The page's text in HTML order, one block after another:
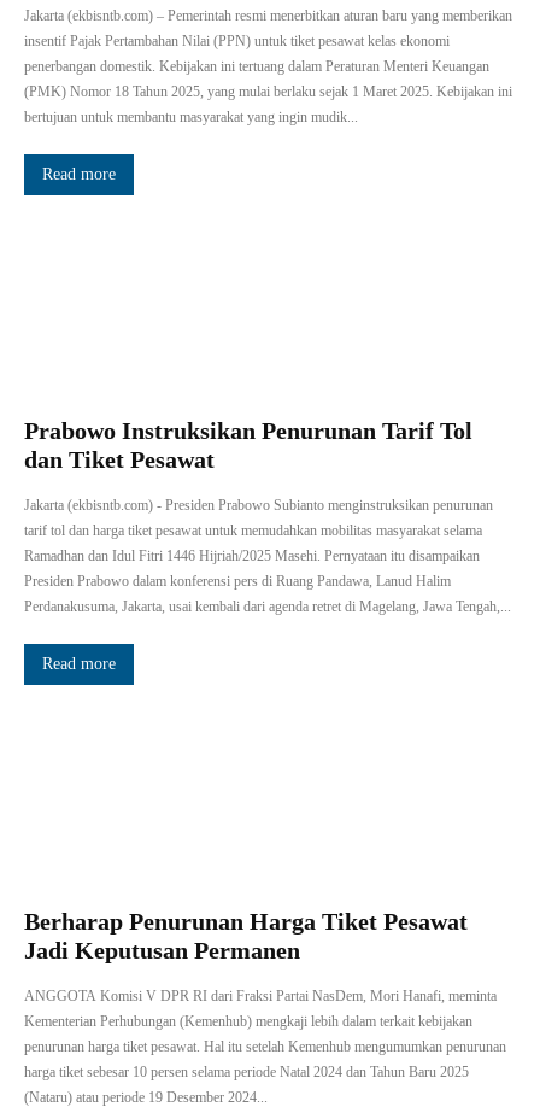
Jakarta (ekbisntb.com) – Pemerintah resmi menerbitkan aturan baru yang memberikan
insentif Pajak Pertambahan Nilai (PPN) untuk tiket pesawat kelas ekonomi
penerbangan domestik. Kebijakan ini tertuang dalam Peraturan Menteri Keuangan
(PMK) Nomor 18 Tahun 2025, yang mulai berlaku sejak 1 Maret 2025. Kebijakan ini
bertujuan untuk membantu masyarakat yang ingin mudik...
Read more
Prabowo Instruksikan Penurunan Tarif Tol
dan Tiket Pesawat
Jakarta (ekbisntb.com) - Presiden Prabowo Subianto menginstruksikan penurunan
tarif tol dan harga tiket pesawat untuk memudahkan mobilitas masyarakat selama
Ramadhan dan Idul Fitri 1446 Hijriah/2025 Masehi. Pernyataan itu disampaikan
Presiden Prabowo dalam konferensi pers di Ruang Pandawa, Lanud Halim
Perdanakusuma, Jakarta, usai kembali dari agenda retret di Magelang, Jawa Tengah,...
Read more
Berharap Penurunan Harga Tiket Pesawat
Jadi Keputusan Permanen
ANGGOTA Komisi V DPR RI dari Fraksi Partai NasDem, Mori Hanafi, meminta
Kementerian Perhubungan (Kemenhub) mengkaji lebih dalam terkait kebijakan
penurunan harga tiket pesawat. Hal itu setelah Kemenhub mengumumkan penurunan
harga tiket sebesar 10 persen selama periode Natal 2024 dan Tahun Baru 2025
(Nataru) atau periode 19 Desember 2024...